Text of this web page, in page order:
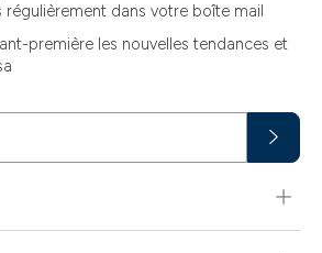
régulièrement dans votre boîte mail
première les nouvelles tendances et